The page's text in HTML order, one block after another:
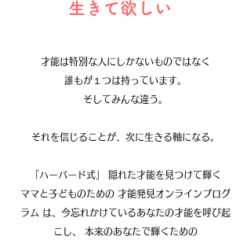
生きて欲しい
才能は特別な人にしかないものではなく
誰もが１つは持っています。
そしてみんな違う。
それを信じることが、次に生きる軸になる。
「ハーバード式」 隠れた才能を見つけて輝く
ママと子どものための 才能発見オンラインプログ
ラム は、 今忘れかけているあなたの才能を呼び起
こし、 本来のあなたで輝くための